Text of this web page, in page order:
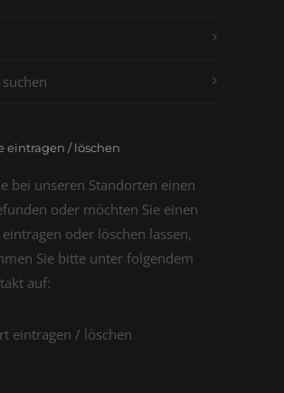
eintragen / löschen
bei unseren Standorten einen
oder möchten Sie einen
oder löschen lassen,
Sie bitte unter folgendem
auf:
eintragen / löschen